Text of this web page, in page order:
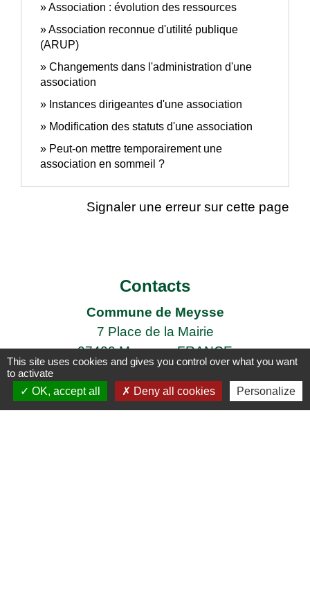
Association : évolution des ressources
Association reconnue d'utilité publique
(ARUP)
Changements dans l'administration d'une
association
Instances dirigeantes d'une association
Modification des statuts d'une association
Peut-on mettre temporairement une
association en sommeil ?
Signaler une erreur sur cette page
Contacts
Commune de Meysse
7 Place de la Mairie
07400 Meysse - FRANCE
+33 4 75 52 96 21
Contact par formulaire
This site uses cookies and gives you control over what you want
to activate
OK, accept all
Deny all cookies Personalize